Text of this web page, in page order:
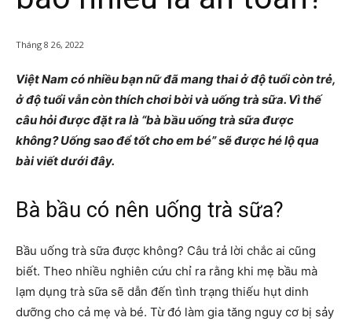
Tháng 8 26, 2022
Việt Nam có nhiều bạn nữ đã mang thai ở độ tuổi còn trẻ,
ở độ tuổi vẫn còn thích chơi bời và uống trà sữa. Vì thế
câu hỏi được đặt ra là “bà bầu uống trà sữa được
không? Uống sao để tốt cho em bé” sẽ được hé lộ qua
bài viết dưới đây.
Bà bầu có nên uống trà sữa?
Bầu uống trà sữa được không? Câu trả lời chắc ai cũng
biết. Theo nhiều nghiên cứu chỉ ra rằng khi mẹ bầu mà
lạm dụng trà sữa sẽ dẫn đến tình trạng thiếu hụt dinh
dưỡng cho cả mẹ và bé. Từ đó làm gia tăng nguy cơ bị sảy